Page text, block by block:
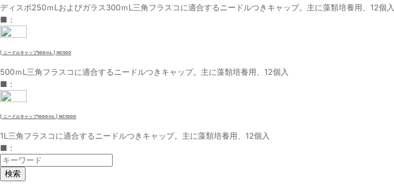
ディスポ250ｍLおよびガラス300ｍL三角フラスコに適合するニードルつきキャップ。主に藻類培養用、12個入
■：
| ニードルキャップ500ｍL | NC500
500ｍL三角フラスコに適合するニードルつきキャップ。主に藻類培養用、12個入
■：
| ニードルキャップ1000ｍL | NC1000
1L三角フラスコに適合するニードルつきキャップ。主に藻類培養用、12個入
■：
検索